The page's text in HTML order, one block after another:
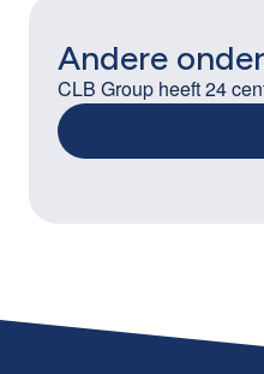
Andere
CLB Group heeft 24